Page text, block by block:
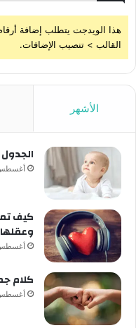
هذا الويدجت يتطلب إضافة
القالب > تنصيب الإضافات.
الأشهر
الجدول الصيني
أغسطس 2,
كيف
أغسطس 5,
كلام
أغسطس 2,